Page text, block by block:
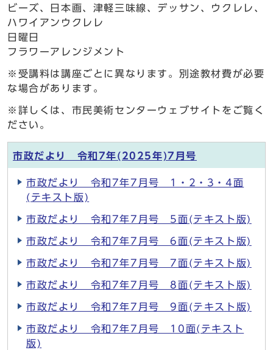
ビーズ、日本画、津軽三味線、デッサン、ウクレレ、
ハワイアンウクレレ
日曜日
フラワーアレンジメント
※受講料は講座ごとに異なります。別途教材費が必要
な場合があります。
※詳しくは、市民美術センターウェブサイトをご覧く
ださい。
市政だより 令和7年(2025年)7月号
市政だより 令和7年7月号 1・2・3・4面
(テキスト版)
市政だより 令和7年7月号 5面(テキスト版)
市政だより 令和7年7月号 6面(テキスト版)
市政だより 令和7年7月号 7面(テキスト版)
市政だより 令和7年7月号 8面(テキスト版)
市政だより 令和7年7月号 9面(テキスト版)
市政だより 令和7年7月号 10面(テキスト
版)